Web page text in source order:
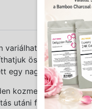
variálhatóság
össze
egy nagyítós
kozmetika
utáni